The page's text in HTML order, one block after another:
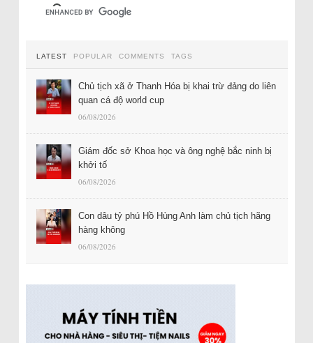
LATEST POPULAR COMMENTS TAGS
Chủ tịch xã ở Thanh Hóa bị khai trừ đảng do liên
quan cá độ world cup
06/08/2026
Giám đốc sở Khoa học và ông nghệ bắc ninh bị
khởi tố
06/08/2026
Con dâu tỷ phú Hồ Hùng Anh làm chủ tịch hãng
hàng không
06/08/2026